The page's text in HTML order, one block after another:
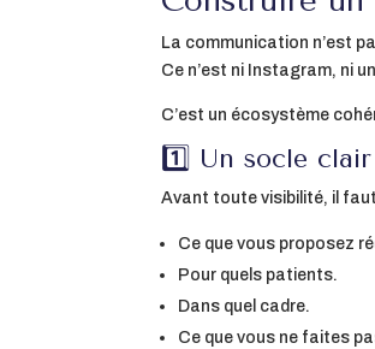
La communication n’est
Ce n’est ni Instagram, ni
C’est un écosystème
1️⃣ Un socle clair
Avant toute visibilité, il
Ce que vous proposez
Pour quels patients.
Dans quel cadre.
Ce que vous ne faites